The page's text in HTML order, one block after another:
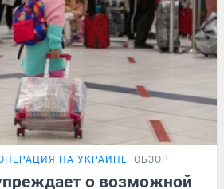
НА УКРАИНЕ ОБЗОР
о возможной